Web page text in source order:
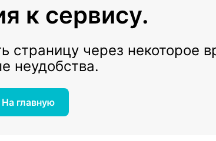
к сервису.
страницу через некоторое
неудобства.
На главную